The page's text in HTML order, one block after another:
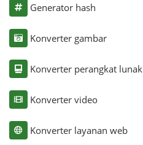
Generator hash
Konverter gambar
Konverter perangkat lunak
Konverter video
Konverter layanan web